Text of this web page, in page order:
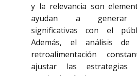
y la relevancia son
ayudan a generar
significativas con el
Además, el análisis
retroalimentación
ajustar las estrategias